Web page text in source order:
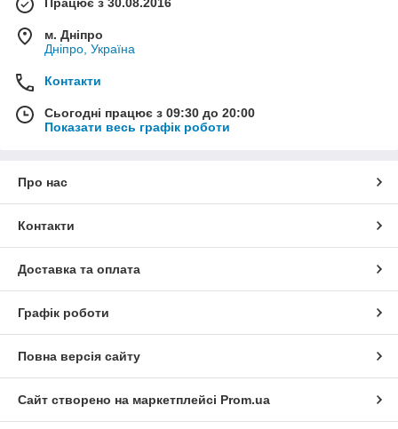
м. Дніпро
Дніпро, Україна
Контакти
Сьогодні працює з 09:30 до 20:00
Показати весь графік роботи
Про нас
Контакти
Доставка та оплата
Графік роботи
Повна версія сайту
Сайт створено на маркетплейсі Prom.ua